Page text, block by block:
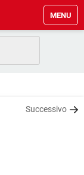
MENU
Successivo